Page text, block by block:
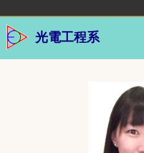
光電工程系